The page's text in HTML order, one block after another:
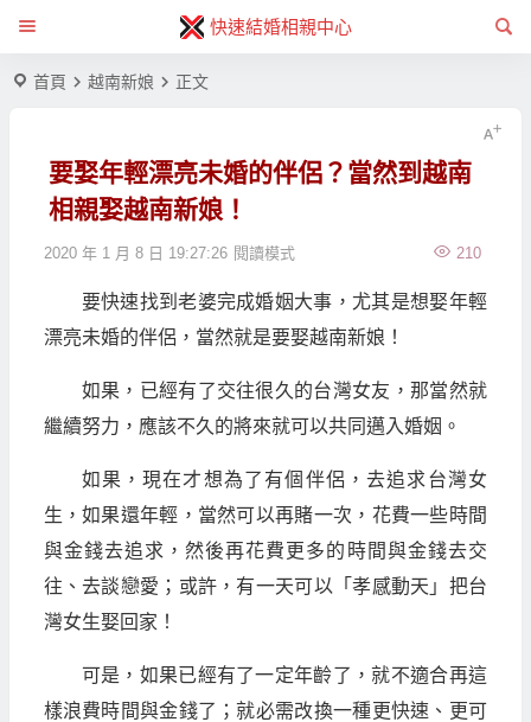
快速結婚相親中心
首頁 越南新娘 正文
要娶年輕漂亮未婚的伴侶？當然到越南
相親娶越南新娘！
2020 年 1 月 8 日 19:27:26 210
閱讀模式
要快速找到老婆完成婚姻大事，尤其是想娶年輕
漂亮未婚的伴侶，當然就是要娶越南新娘！
如果，已經有了交往很久的台灣女友，那當然就
繼續努力，應該不久的將來就可以共同邁入婚姻。
如果，現在才想為了有個伴侶，去追求台灣女
生，如果還年輕，當然可以再賭一次，花費一些時間
與金錢去追求，然後再花費更多的時間與金錢去交
往、去談戀愛；或許，有一天可以「孝感動天」把台
灣女生娶回家！
可是，如果已經有了一定年齡了，就不適合再這
樣浪費時間與金錢了；就必需改換一種更快速、更可